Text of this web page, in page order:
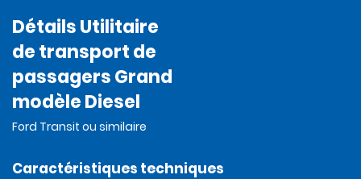
Détails Utilitaire
de transport de
passagers Grand
modèle Diesel
Ford Transit ou similaire
Caractéristiques techniques